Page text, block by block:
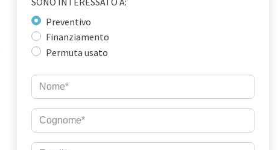
Preventivo
Finanziamento
Permuta usato